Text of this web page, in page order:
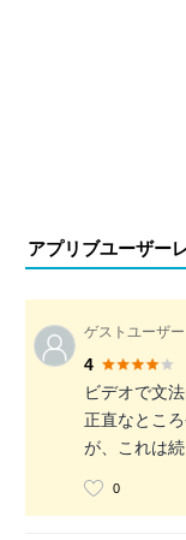
アプリブユーザー
ゲストユーザー
4
ビデオで文
正直なとこ
が、これは続
0